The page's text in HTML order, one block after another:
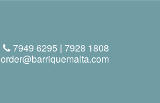
7949 6295 | 7928 1808
order@barriquemalta.com